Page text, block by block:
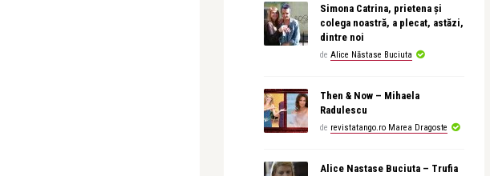
Simona Catrina, prietena și
colega noastră, a plecat, astăzi,
dintre noi
de Alice Năstase Buciuta
Then & Now – Mihaela
Radulescu
de revistatango.ro Marea Dragoste
Alice Nastase Buciuta – Trufia